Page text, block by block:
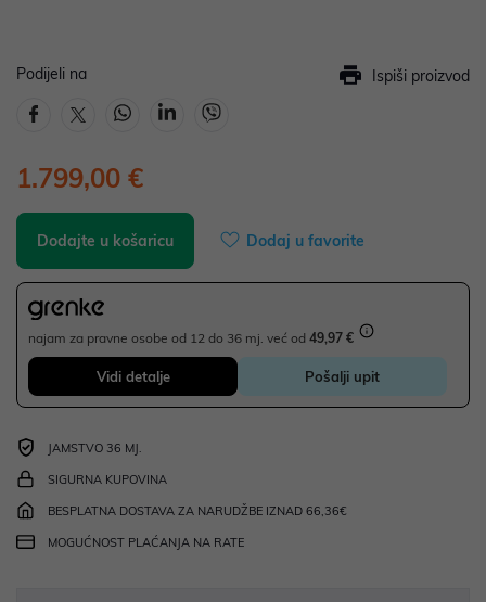
Podijeli na Ispiši proizvod
1.799,00 €
Dodajte u košaricu Dodaj u favorite
najam za pravne osobe od 12 do 36 mj. već od 49,97 €
Vidi detalje Pošalji upit
JAMSTVO 36 MJ.
SIGURNA KUPOVINA
BESPLATNA DOSTAVA ZA NARUDŽBE IZNAD 66,36€
MOGUĆNOST PLAĆANJA NA RATE